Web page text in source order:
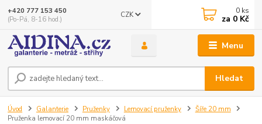
Menu
CZK
Hledat
+420 777 153 450
(Po-Pá, 8-16 hod.)
0 ks
za 0 Kč
Úvod Galanterie Pruženky Lemovací pruženky
Šíře 20 mm
Pruženka lemovací 20 mm maskáčová